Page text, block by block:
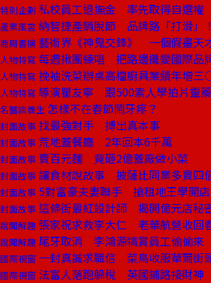
特別企劃 私校員工退撫金 率先取得自選權
產業風雲 納智捷產銷脫節 品牌路「打滑」！
商周書摘 藝術界《神鬼交鋒》 一個假畫天
人物特寫 每週揪團練唱 把路邊攤變國際品
人物特寫 挽袖洗菜辦桌高檔廚具業績年增三
人物特寫 導演瞿友寧 跟500素人學拍片靈藥
名醫談養生 怎樣不在春節鬧牙疼？
封面故事 找最強對手 搏出真本事
封面故事 荒地蓋餐廳 2年回本6千萬
封面故事 賣百元麵 竟砸2億蓋廠做小菜
封面故事 讓食材說故事 披薩比同業多賣四
封面故事 5對富豪夫妻聯手 搶租地王學開店
封面故事 這條街最紅設計師 揭開億元店秘
說聞解趣 張家祝求救李大仁 老華航營收回
說聞解趣 尾牙取消 李鴻源犒賞員工偷偷來
國際視窗 一封真誠求職信 菜鳥收服華爾街
國際視窗 法富人落跑躲稅 英國鋪路接財神